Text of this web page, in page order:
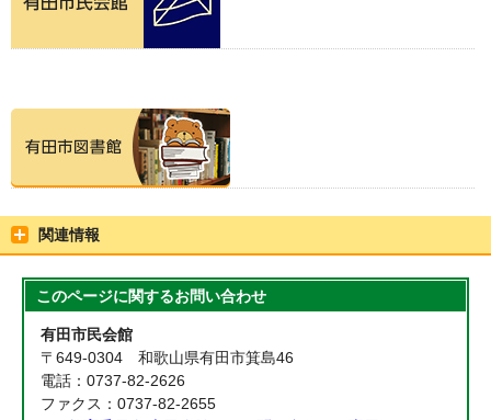
関連情報
このページに関するお問い合わせ
有田市民会館
〒649-0304 和歌山県有田市箕島46
電話：0737-82-2626
ファクス：0737-82-2655